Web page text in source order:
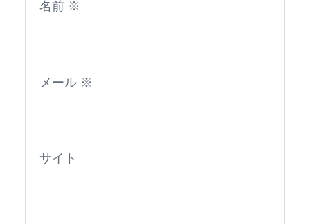
名前 ※
メール ※
サイト